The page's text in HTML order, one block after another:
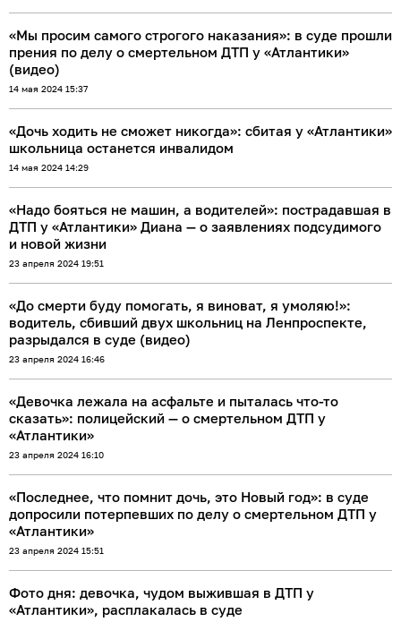
«Мы просим самого строгого наказания»: в суде прошли
прения по делу о смертельном ДТП у «Атлантики»
(видео)
14 мая 2024 15:37
«Дочь ходить не сможет никогда»: сбитая у «Атлантики»
школьница останется инвалидом
14 мая 2024 14:29
«Надо бояться не машин, а водителей»: пострадавшая в
ДТП у «Атлантики» Диана — о заявлениях подсудимого
и новой жизни
23 апреля 2024 19:51
«До смерти буду помогать, я виноват, я умоляю!»:
водитель, сбивший двух школьниц на Ленпроспекте,
разрыдался в суде (видео)
23 апреля 2024 16:46
«Девочка лежала на асфальте и пыталась что-то
сказать»: полицейский — о смертельном ДТП у
«Атлантики»
23 апреля 2024 16:10
«Последнее, что помнит дочь, это Новый год»: в суде
допросили потерпевших по делу о смертельном ДТП у
«Атлантики»
23 апреля 2024 15:51
Фото дня: девочка, чудом выжившая в ДТП у
«Атлантики», расплакалась в суде